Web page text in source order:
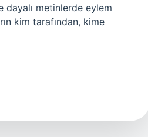
dayalı metinlerde eylem
kim tarafından, kime